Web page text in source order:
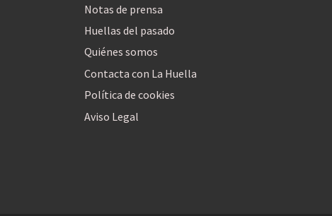
Notas de prensa
Huellas del pasado
Quiénes somos
Contacta con La Huella
Política de cookies
Aviso Legal